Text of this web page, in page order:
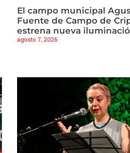
El campo municipal
Fuente de Campo de
estrena nueva
agosto 7, 2026